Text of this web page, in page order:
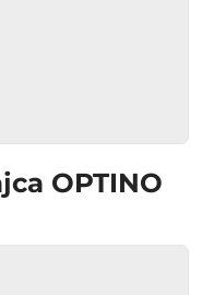
OPTINO